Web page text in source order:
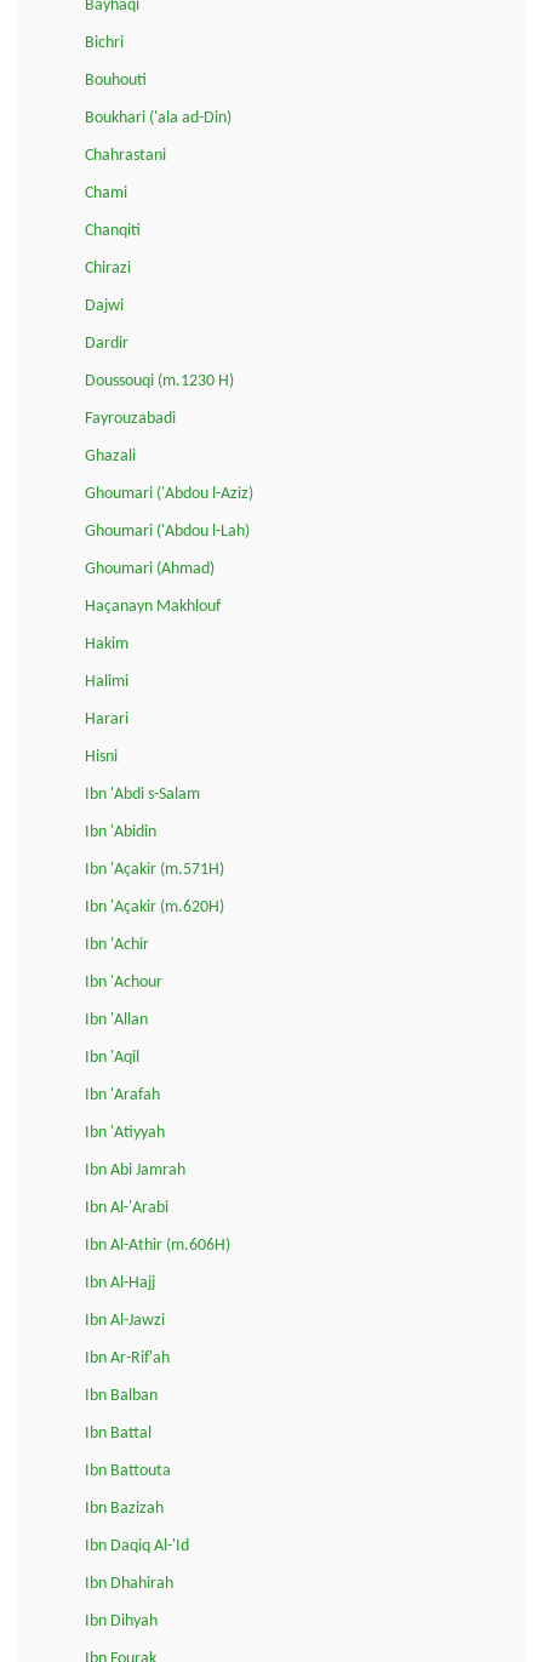
Bayhaqi
Bichri
Bouhouti
Boukhari ('ala ad-Din)
Chahrastani
Chami
Chanqiti
Chirazi
Dajwi
Dardir
Doussouqi (m.1230 H)
Fayrouzabadi
Ghazali
Ghoumari ('Abdou l-Aziz)
Ghoumari ('Abdou l-Lah)
Ghoumari (Ahmad)
Haçanayn Makhlouf
Hakim
Halimi
Harari
Hisni
Ibn 'Abdi s-Salam
Ibn 'Abidin
Ibn 'Açakir (m.571H)
Ibn 'Açakir (m.620H)
Ibn 'Achir
Ibn 'Achour
Ibn 'Allan
Ibn 'Aqil
Ibn 'Arafah
Ibn 'Atiyyah
Ibn Abi Jamrah
Ibn Al-'Arabi
Ibn Al-Athir (m.606H)
Ibn Al-Hajj
Ibn Al-Jawzi
Ibn Ar-Rif'ah
Ibn Balban
Ibn Battal
Ibn Battouta
Ibn Bazizah
Ibn Daqiq Al-'Id
Ibn Dhahirah
Ibn Dihyah